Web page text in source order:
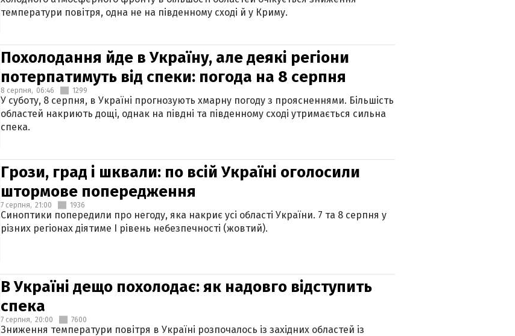
температури повітря, одна не на південному сході й у Криму.
Похолодання йде в Україну, але деякі регіони
потерпатимуть від спеки: погода на 8 серпня
8 серпня, 06:46 1299
У суботу, 8 серпня, в Україні прогнозують хмарну погоду з проясненнями. Більшість
областей накриють дощі, однак на півдні та південному сході утримається сильна
спека.
Грози, град і шквали: по всій Україні оголосили
штормове попередження
7 серпня, 21:00 1936
Синоптики попередили про негоду, яка накриє усі області України. 7 та 8 серпня у
різних регіонах діятиме І рівень небезпечності (жовтий).
В Україні дещо похолодає: як надовго відступить
спека
7 серпня, 20:00 7600
Зниження температури повітря в Україні розпочалось із західних областей із